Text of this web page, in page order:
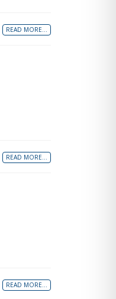
READ MORE...
READ MORE...
READ MORE...